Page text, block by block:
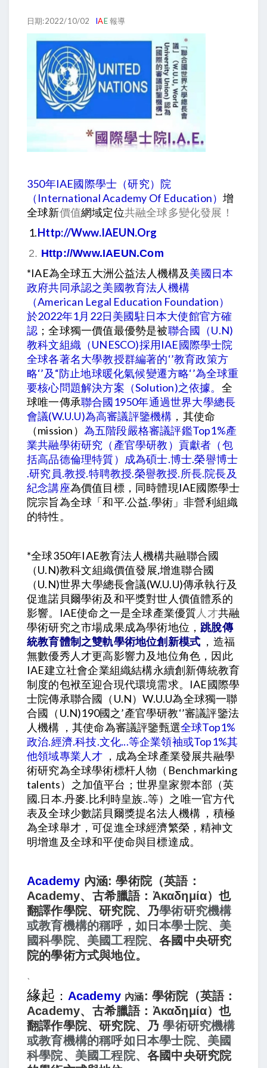
日期:2022/10/02 IAE報導
350年IAE國際學士（研究）院
（International Academy Of Education）增
全球新價值網域定位共融全球多變化發展！
1.Http://www.IAEUN.org
2. Http://www.IAEUN.com
*IAE為全球五大洲公益法人機構及美國日本
政府共同承認之美國教育法人機構
（American Legal Education Foundation）
於2022年1月22日美國駐日本大使館官方確
認 ；全球獨一價值最優勢是被聯合國（U.N)
教科文組織（UNESCO)採用IAE國際學士院
全球各著名大學教授群編著的‘’教育政策方
略‘’及“防止地球暖化氣候變遷方略‘’為全球重
要核心問題解決方案（solution)之依據。 全
球唯一傳承聯合國1950年通過世界大學總長
會議(W.U.U)為高審議評鑒機構 ，其使命
（mission） 為五階段嚴格審議評鑑Top1%產
業共融學術研究（產官學研教）貢獻者（包
括高品德倫理特質）成為碩士.博士.榮譽博士
.研究員.教授.特聘教授.榮譽教授.所長.院長及
紀念講座為價值目標，同時體現IAE國際學士
院宗旨為全球「和平.公益.學術」非營利組織
的特性。
*全球350年IAE教育法人機構共融聯合國
（U.N)教科文組織價值發展,增進聯合國
（U.N)世界大學總長會議(W.U.U)傳承執行及
促進諾貝爾學術及和平獎對世人價值體系的
影響。IAE使命之一是全球產業優質 人才共融
學術研究之市場成果成為學術地位， 跳脫傳
統教育體制之雙軌學術地位創新模式 ，造福
無數優秀人才更高影響力及地位角色，因此
IAE建立社會企業組織結構永續創新傳統教育
制度的包袱至迎合現代環境需求。IAE國際學
士院傳承聯合國（U.N）W.U.U為全球獨一聯
合國（U.N)190國之’產官學研教‘’審議評鑒法
人機構 ，其使命為審議評鑒甄選全球Top1%
政治.經濟.科技.文化...等企業領袖或Top1%其
他領域專業人才 ，成為全球產業發展共融學
術研究為全球學術標杆人物（Benchmarking
talents）之加值平台；世界皇家禦本部（英
國.日本.丹麥.比利時皇族..等）之唯一官方代
表及全球少數諾貝爾獎提名法人機構 ，積極
為全球舉才，可促進全球經濟繁榮，精神文
明增進及全球和平使命與目標達成。
Academy 內涵: 學術院（英語：
Academy、古希臘語：Ἀκαδημία）也
翻譯作學院、研究院、乃學術研究機構
或教育機構的稱呼，如日本學士院、美
國科學院、美國工程院、各國中央研究
院的學術方式與地位。
緣起 ： Academy 內涵: 學術院（英語：
Academy、古希臘語：Ἀκαδημία）也
翻譯作學院、研究院、乃學術研究機構
或教育機構的稱呼如日本學士院、美國
科學院、美國工程院、 各國中央研究院